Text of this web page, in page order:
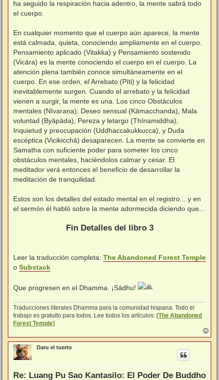
ha seguido la respiración hacia adentro, la mente sabrá todo
el cuerpo.
En cualquier momento que el cuerpo aún aparece, la mente
está calmada, quieta, conociendo ampliamente en el cuerpo.
Pensamiento aplicado (Vitakka) y Pensamiento sostenido
(Vicāra) es la mente conociendo el cuerpo en el cuerpo. La
atención plena también conoce simultáneamente en el
cuerpo. En ese orden, el Arrebato (Pīti) y la felicidad
inevitablemente surgen. Cuando el arrebato y la felicidad
vienen a surgir, la mente es una. Los cinco Obstáculos
mentales (Nīvaraṇa): Deseo sensual (Kāmacchanda), Mala
voluntad (Byāpāda), Pereza y letargo (Thīnamiddha),
Inquietud y preocupación (Uddhaccakukkucca), y Duda
escéptica (Vicikicchā) desaparecen. La mente se convierte en
Samatha con suficiente poder para someter los cinco
obstáculos mentales, haciéndolos calmar y cesar. El
meditador verá entonces el beneficio de desarrollar la
meditación de tranquilidad.
Estos son los detalles del estado mental en el registro... y en
el sermón él habló sobre la mente adormecida diciendo que...
Fin Detalles del libro 3
Leer la traducción completa: The Abandoned Forest Temple
o Substack
Que progresen en el Dhamma. ¡Sādhu!
Traducciones literales Dhamma para la comunidad hispana. Todo el
trabajo es gratuito para todos. Lee todos los artículos: [The Abandoned
Forest Temple]
r
r
Daru el tuerto
Re: Luang Pu Sao Kantasilo: El Poder De Buddho